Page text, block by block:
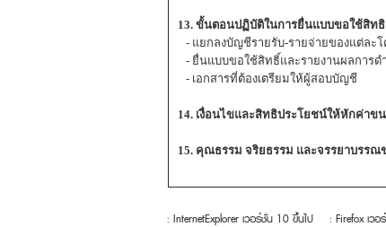
13. ขั้นตอนปฏิบัติในการยื่นแบบขอใช้สิท
- แยกลงบัญชีรายรับ-รายจ่ายของแต่ละโ
- ยื่นแบบขอใช้สิทธิ์และรายงานผลการ
- เอกสารที่ต้องเตรียมให้ผู้สอบบัญชี
14. เงื่อนไขและสิทธิประโยชน์ให้หักค่าข
15. คุณธรรม จริยธรรม และจรรยาบรร
: InternetExplorer เวอร์ชั่น 10 ขึ้นไป : Firefox เว